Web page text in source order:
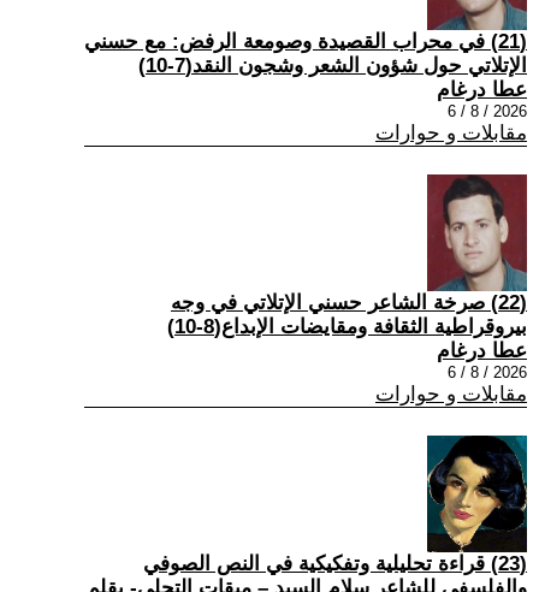
(21) في محراب القصيدة وصومعة الرفض: مع حسني
الإتلاتي حول شؤون الشعر وشجون النقد(7-10)
عطا درغام
2026 / 8 / 6
مقابلات و حوارات
(22) صرخة الشاعر حسني الإتلاتي في وجه
بيروقراطية الثقافة ومقايضات الإبداع(8-10)
عطا درغام
2026 / 8 / 6
مقابلات و حوارات
(23) قراءة تحليلية وتفكيكية في النص الصوفي